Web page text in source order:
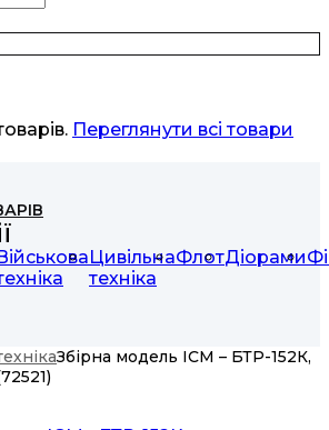
Переглянути всі товари
Цивільна
техніка
ФлотДіорами
Збірна модель ICM – БТР-152К,